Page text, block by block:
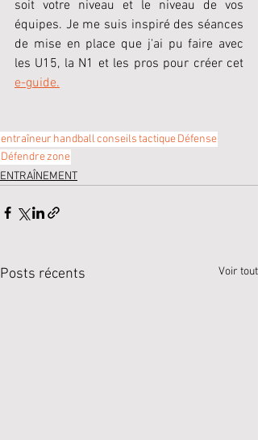
soit votre niveau et le niveau de vos
équipes. Je me suis inspiré des séances
de mise en place que j'ai pu faire avec
e-guide.
entraîneur handballconseilstactiqueDéfense
Défendrezone
ENTRAÎNEMENT
Posts récents Voir tout